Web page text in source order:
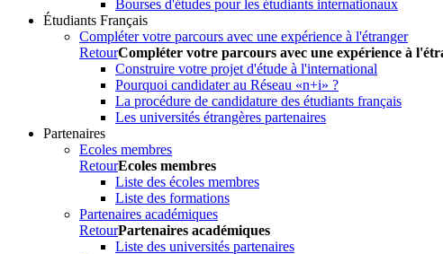
Bourses d'études pour les étudiants internationaux
Étudiants Français
Compléter votre parcours avec une expérience à l'étranger
RetourCompléter votre parcours avec une expérience à
Construire votre projet d'étude à l'international
Pourquoi candidater au Réseau «n+i» ?
La procédure de candidature des étudiants français
Les universités étrangères partenaires
Partenaires
Ecoles membres
RetourEcoles membres
Liste des écoles membres
Liste des formations
Partenaires académiques
RetourPartenaires académiques
Liste des universités partenaires